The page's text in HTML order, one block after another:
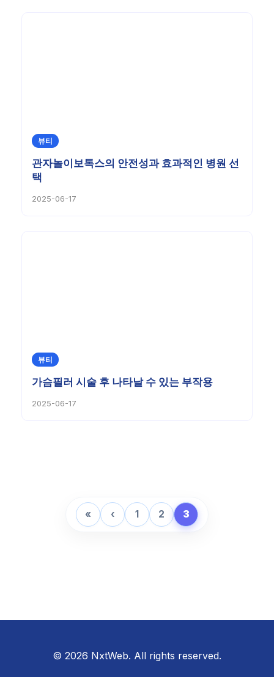
뷰티
관자놀이보톡스의 안전성과 효과적인 병원 선
택
2025-06-17
뷰티
가슴필러 시술 후 나타날 수 있는 부작용
2025-06-17
« ‹ 1 2 3
© 2026 NxtWeb. All rights reserved.